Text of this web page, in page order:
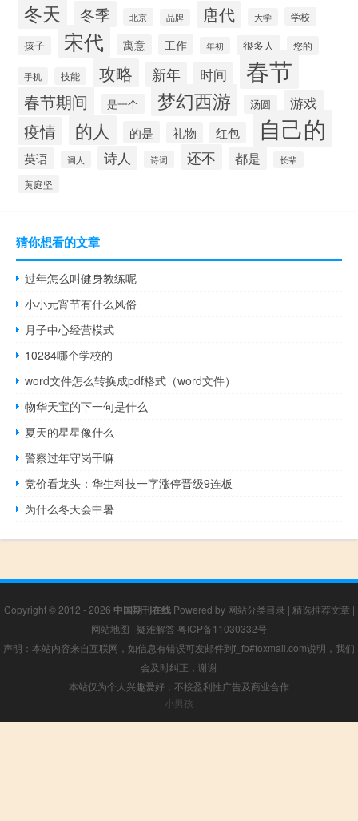
冬天 冬季 北京 品牌 唐代 大学 学校
孩子 宋代 寓意 工作 年初 很多人 您的
手机 技能 攻略 新年 时间 春节
春节期间 是一个 梦幻西游 汤圆 游戏
疫情 的人 的是 礼物 红包 自己的
英语 词人 诗人 诗词 还不 都是 长辈
黄庭坚
猜你想看的文章
过年怎么叫健身教练呢
小小元宵节有什么风俗
月子中心经营模式
10284哪个学校的
word文件怎么转换成pdf格式（word文件）
物华天宝的下一句是什么
夏天的星星像什么
警察过年守岗干嘛
竞价看龙头：华生科技一字涨停晋级9连板
为什么冬天会中暑
Copyright © 2012 - 2026 中国期刊在线Powered by 网站分类目录 | 精选推荐文章 |
网站地图 | 疑难解答 粤ICP备11030332号
声明：本站内容来自互联网，如信息有错误可发邮件到f_fb#foxmail.com说明，我们
会及时纠正，谢谢
本站仅为个人兴趣爱好，不接盈利性广告及商业合作
小男孩